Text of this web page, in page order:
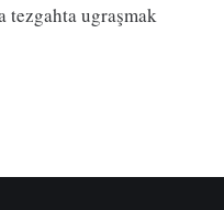
tezgahta ugraşmak